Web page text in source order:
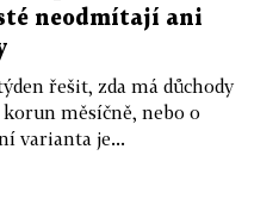
neodmítají ani
řešit, zda má důchody
měsíčně, nebo o
varianta je...